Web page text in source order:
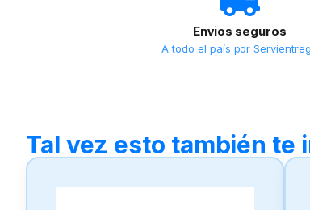
Envios seguros
A todo el país por
Tal vez esto también te